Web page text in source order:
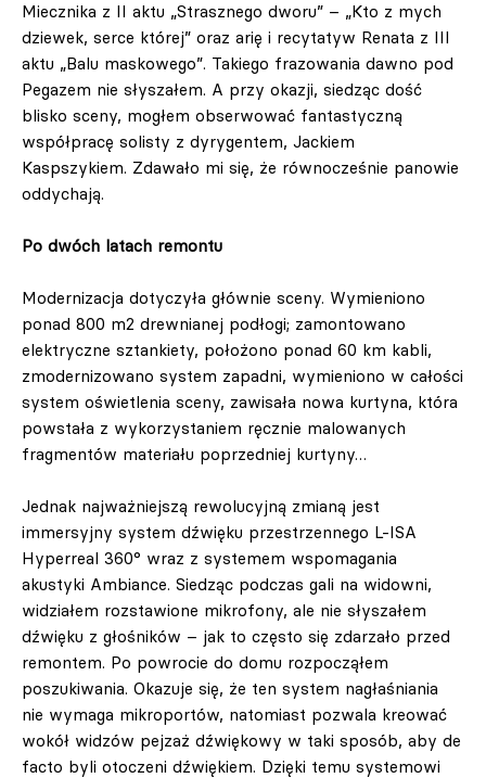
Miecznika z II aktu „Strasznego dworu” – „Kto z mych
dziewek, serce której” oraz arię i recytatyw Renata z III
aktu „Balu maskowego”. Takiego frazowania dawno pod
Pegazem nie słyszałem. A przy okazji, siedząc dość
blisko sceny, mogłem obserwować fantastyczną
współpracę solisty z dyrygentem, Jackiem
Kaspszykiem. Zdawało mi się, że równocześnie panowie
oddychają.
Po dwóch latach remontu
Modernizacja dotyczyła głównie sceny. Wymieniono
ponad 800 m2 drewnianej podłogi; zamontowano
elektryczne sztankiety, położono ponad 60 km kabli,
zmodernizowano system zapadni, wymieniono w całości
system oświetlenia sceny, zawisała nowa kurtyna, która
powstała z wykorzystaniem ręcznie malowanych
fragmentów materiału poprzedniej kurtyny…
Jednak najważniejszą rewolucyjną zmianą jest
immersyjny system dźwięku przestrzennego L-ISA
Hyperreal 360° wraz z systemem wspomagania
akustyki Ambiance. Siedząc podczas gali na widowni,
widziałem rozstawione mikrofony, ale nie słyszałem
dźwięku z głośników – jak to często się zdarzało przed
remontem. Po powrocie do domu rozpocząłem
poszukiwania. Okazuje się, że ten system nagłaśniania
nie wymaga mikroportów, natomiast pozwala kreować
wokół widzów pejzaż dźwiękowy w taki sposób, aby de
facto byli otoczeni dźwiękiem. Dzięki temu systemowi